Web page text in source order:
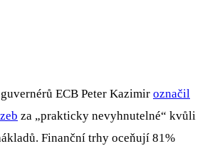
ECB Peter Kazimir označil
za „prakticky nevyhnutelné“ kvůli
Finanční trhy oceňují 81%